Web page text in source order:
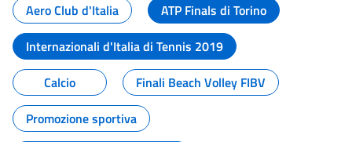
Aero Club d'Italia
ATP Finals di Torino
Internazionali d'Italia di Tennis 2019
Calcio
Finali Beach Volley FIBV
Promozione sportiva